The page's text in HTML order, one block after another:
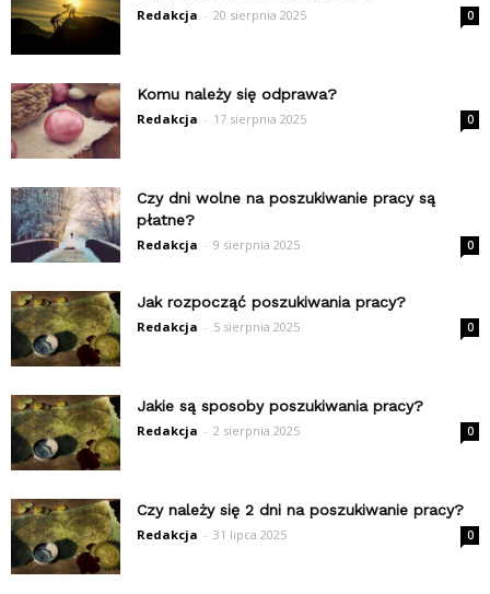
Redakcja - 20 sierpnia 2025 0
Komu należy się odprawa?
Redakcja - 17 sierpnia 2025 0
Czy dni wolne na poszukiwanie pracy są
płatne?
Redakcja - 9 sierpnia 2025 0
Jak rozpocząć poszukiwania pracy?
Redakcja - 5 sierpnia 2025 0
Jakie są sposoby poszukiwania pracy?
Redakcja - 2 sierpnia 2025 0
Czy należy się 2 dni na poszukiwanie pracy?
Redakcja - 31 lipca 2025 0